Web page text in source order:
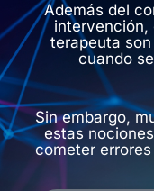
Además del
intervención,
terapeuta
cuando
Sin embargo,
estas
cometer